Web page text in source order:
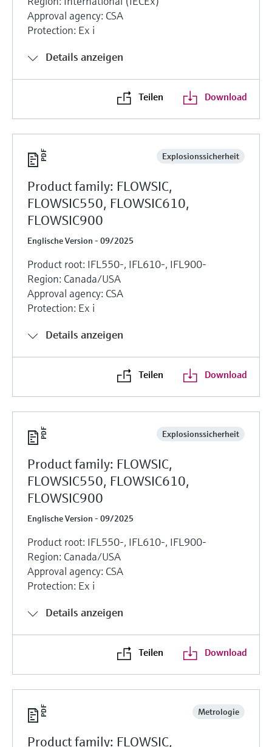
Approval agency: CSA
Protection: Ex i
Details anzeigen
Teilen Download
Explosionssicherheit
Product family: FLOWSIC,
FLOWSIC550, FLOWSIC610,
FLOWSIC900
Englische Version - 09/2025
Product root: IFL550-, IFL610-, IFL900-
Region: Canada/USA
Approval agency: CSA
Protection: Ex i
Details anzeigen
Teilen Download
Explosionssicherheit
Product family: FLOWSIC,
FLOWSIC550, FLOWSIC610,
FLOWSIC900
Englische Version - 09/2025
Product root: IFL550-, IFL610-, IFL900-
Region: Canada/USA
Approval agency: CSA
Protection: Ex i
Details anzeigen
Teilen Download
Metrologie
Product family: FLOWSIC,